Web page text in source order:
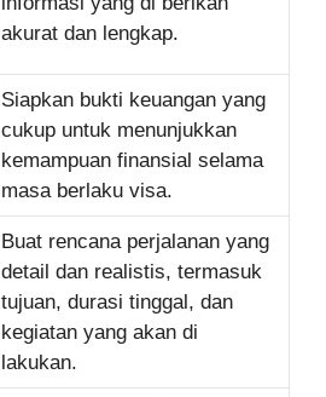
akurat dan lengkap.
Siapkan bukti keuangan yang
cukup untuk menunjukkan
kemampuan finansial selama
masa berlaku visa.
Buat rencana perjalanan yang
detail dan realistis, termasuk
tujuan, durasi tinggal, dan
kegiatan yang akan di
lakukan.